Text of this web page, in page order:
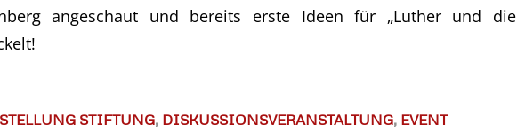
angeschaut und bereits erste Ideen für „Luther und die
STIFTUNG, DISKUSSIONSVERANSTALTUNG, EVENT